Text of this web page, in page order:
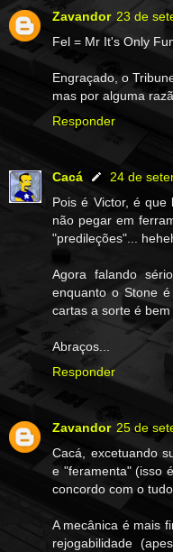
Zavandor 23 de
Fel = Mr It's Only
Engraçado, o
mas por alguma
Responder
Cacá
24 de
Pois é Victor, é
não pegar em
"predileções"...
Agora falando
enquanto o Stone
cartas a sorte é bem
Abraços...
Responder
Zavandor 25 de
Cacá, excetuando
e "feramenta" (isso
concordo com o
A mecânica é mais
rejogabilidade